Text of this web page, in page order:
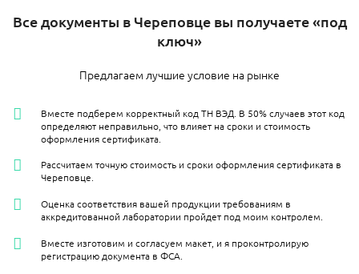
Все документы в Череповце вы получаете «под
ключ»
Предлагаем лучшие условие на рынке
Вместе подберем корректный код ТН ВЭД. В 50% случаев этот код
определяют неправильно, что влияет на сроки и стоимость
оформления сертификата.
Рассчитаем точную стоимость и сроки оформления сертификата в
Череповце.
Оценка соответствия вашей продукции требованиям в
аккредитованной лаборатории пройдет под моим контролем.
Вместе изготовим и согласуем макет, и я проконтролирую
регистрацию документа в ФСА.